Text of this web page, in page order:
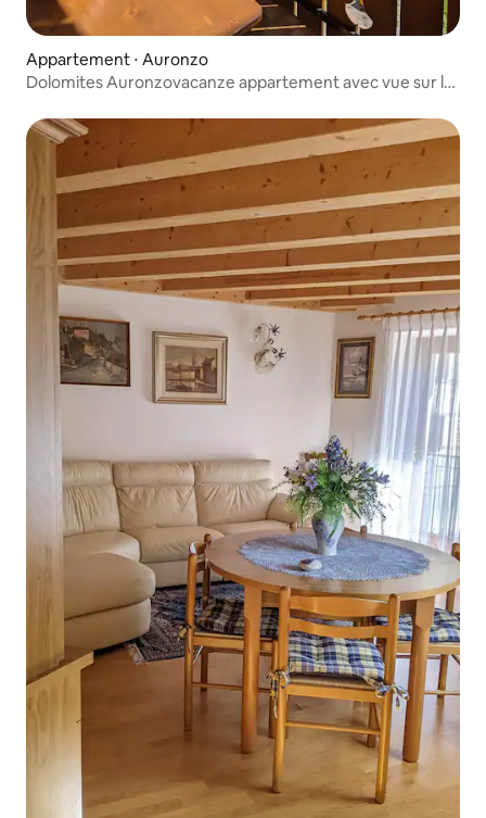
Appartement ⋅ Auronzo
Dolomites Auronzovacanze appartement avec vue sur le